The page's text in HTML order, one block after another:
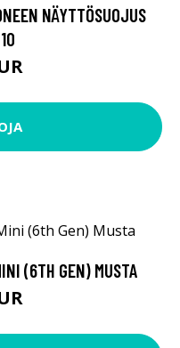
NÄYTTÖSUOJUS
(6TH GEN) MUSTA